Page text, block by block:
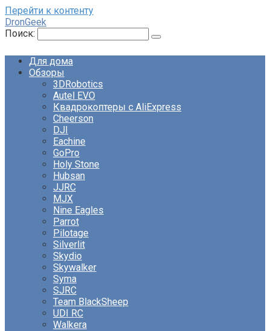
Перейти к контенту
DronGeek
Поиск:
Для дома
Обзоры
3DRobotics
Autel EVO
Квадрокоптеры с AliExpress
Cheerson
DJI
Eachine
GoPro
Holy Stone
Hubsan
JJRC
MJX
Nine Eagles
Parrot
Pilotage
Silverlit
Skydio
Skywalker
Syma
SJRC
Team BlackSheep
UDI RC
Walkera